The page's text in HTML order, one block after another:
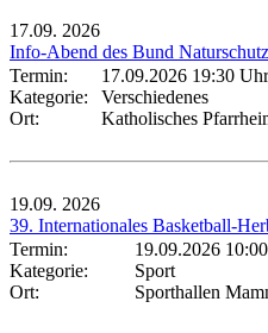
17.09. 2026
Info-Abend des Bund
Termin:
17.09.2026 19:30 Uhr
Kategorie:
Verschiedenes
Ort:
Katholisches
19.09. 2026
39. Internationales Basketball-
Termin:
19.09.2026
Kategorie:
Sport
Ort:
Sporthallen